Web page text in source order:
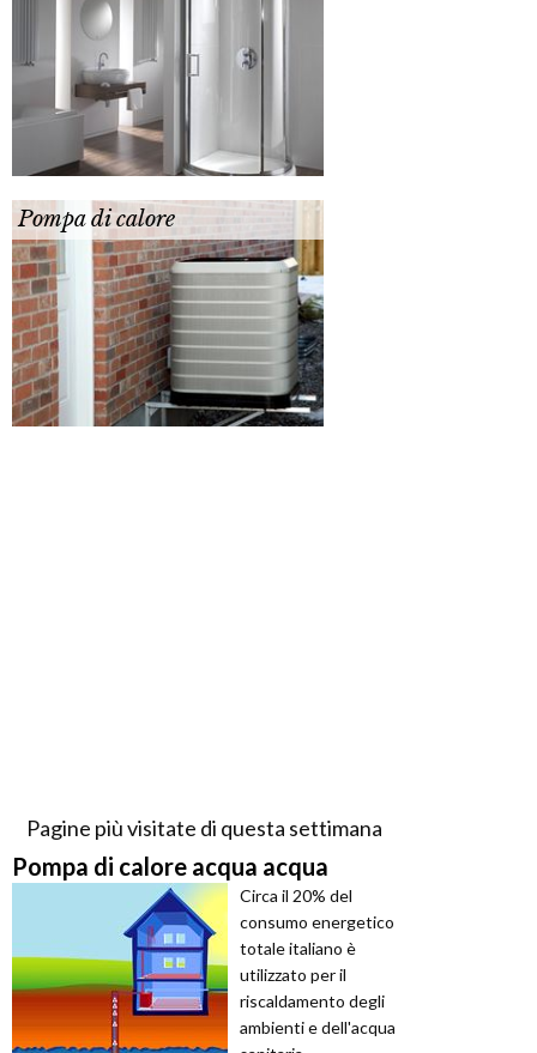
Pompa di calore
Pagine più visitate di questa settimana
Pompa di calore acqua acqua
Circa il 20% del
consumo energetico
totale italiano è
utilizzato per il
riscaldamento degli
ambienti e dell'acqua